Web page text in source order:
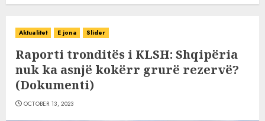
Aktualitet E jona Slider
Raporti tronditës i KLSH: Shqipëria
nuk ka asnjë kokërr grurë rezervë?
(Dokumenti)
OCTOBER 13, 2023